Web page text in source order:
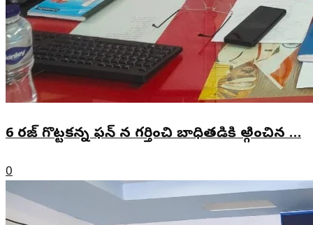
6 రజ్ గొట్టకన్న ఫన్ న గర్తించి బాధితడికి అ్గించిన …
0